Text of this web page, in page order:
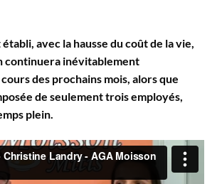
avec la hausse du coût de la vie,
continuera inévitablement
des prochains mois, alors que
de seulement trois employés,
plein.